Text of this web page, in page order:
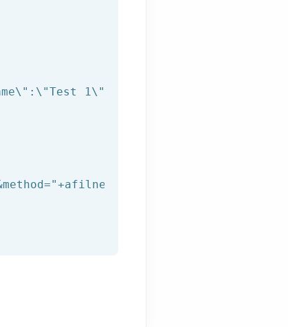
1\"},{\"url\":\"https://
+afilnet_method+